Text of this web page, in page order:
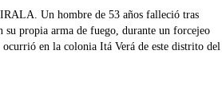
Un hombre de 53 años falleció tras
su propia arma de fuego, durante un forcejeo
en la colonia Itá Verá de este distrito del